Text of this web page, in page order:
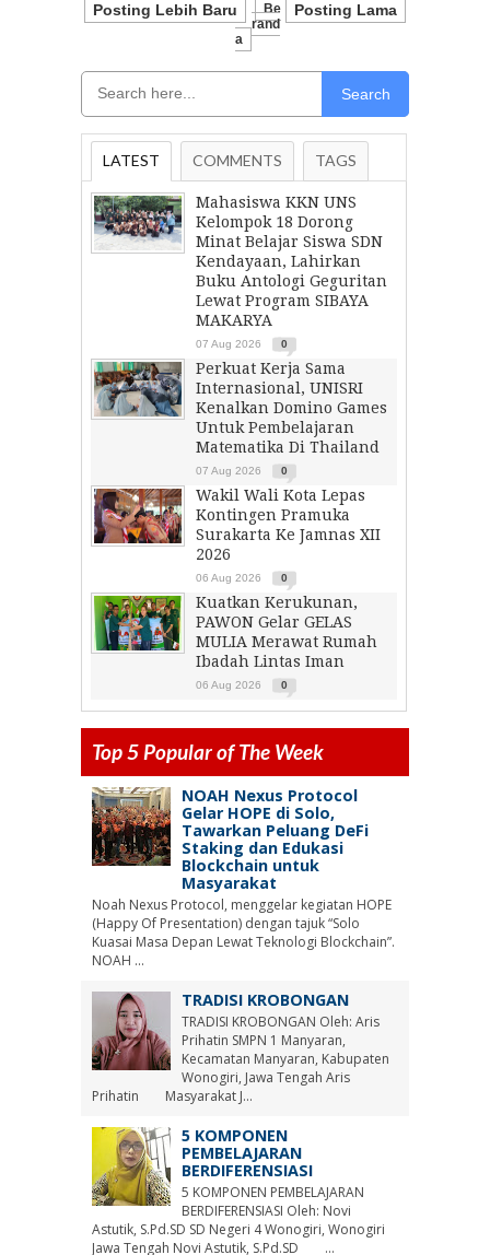
Posting Lebih Baru Posting Lama
Be
Rand
A
Search
LATEST COMMENTS TAGS
Mahasiswa KKN UNS
Kelompok 18 Dorong
Minat Belajar Siswa SDN
Kendayaan, Lahirkan
Buku Antologi Geguritan
Lewat Program SIBAYA
MAKARYA
07 Aug 2026 0
Perkuat Kerja Sama
Internasional, UNISRI
Kenalkan Domino Games
Untuk Pembelajaran
Matematika Di Thailand
07 Aug 2026 0
Wakil Wali Kota Lepas
Kontingen Pramuka
Surakarta Ke Jamnas XII
2026
06 Aug 2026 0
Kuatkan Kerukunan,
PAWON Gelar GELAS
MULIA Merawat Rumah
Ibadah Lintas Iman
06 Aug 2026 0
Top 5 Popular of The Week
NOAH Nexus Protocol
Gelar HOPE di Solo,
Tawarkan Peluang DeFi
Staking dan Edukasi
Blockchain untuk
Masyarakat
Noah Nexus Protocol, menggelar kegiatan HOPE
(Happy Of Presentation) dengan tajuk “Solo
Kuasai Masa Depan Lewat Teknologi Blockchain”.
NOAH ...
TRADISI KROBONGAN
TRADISI KROBONGAN Oleh: Aris
Prihatin SMPN 1 Manyaran,
Kecamatan Manyaran, Kabupaten
Wonogiri, Jawa Tengah Aris
Prihatin Masyarakat J...
5 KOMPONEN
PEMBELAJARAN
BERDIFERENSIASI
5 KOMPONEN PEMBELAJARAN
BERDIFERENSIASI Oleh: Novi
Astutik, S.Pd.SD SD Negeri 4 Wonogiri, Wonogiri
Jawa Tengah Novi Astutik, S.Pd.SD ...